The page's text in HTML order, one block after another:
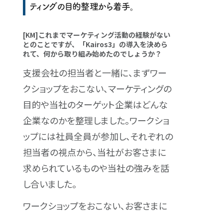
ティングの目的整理から着手。
[KM]これまでマーケティング活動の経験がない
とのことですが、「Kairos3」の導入を決めら
れて、何から取り組み始めたのでしょうか？
支援会社の担当者と一緒に、まずワー
クショップをおこない、マーケティングの
目的や当社のターゲット企業はどんな
企業なのかを整理しました。ワークショ
ップには社員全員が参加し、それぞれの
担当者の視点から、当社がお客さまに
求められているものや当社の強みを話
し合いました。
ワークショップをおこない、お客さまに